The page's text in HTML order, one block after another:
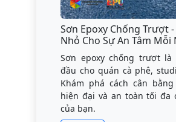
Sơn Epoxy Chống Trượt
Nhỏ Cho Sự An Tâm Mỗi
Sơn epoxy chống trượt là
đầu cho quán cà phê,
Khám phá cách cân
hiện đại và an toàn tối đa
của bạn.